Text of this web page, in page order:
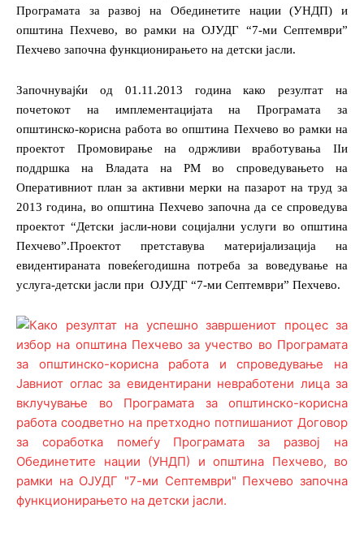
Програмата за развој на Обединетите нации (УНДП) и
општина Пехчево, во рамки на ОЈУДГ “7-ми Септември”
Пехчево започна функционирањето на детски јасли.
Започнувајќи од 01.11.2013 година како резултат на
почетокот на имплементацијата на Програмата за
општинско-корисна работа во општина Пехчево во рамки на
проектот Промовирање на одржливи вработувања IIи
поддршка на Владата на РМ во спроведувањето на
Оперативниот план за активни мерки на пазарот на труд за
2013 година, во општина Пехчево започна да се спроведува
проектот “Детски јасли-нови социјални услуги во општина
Пехчево”.Проектот претставува материјализација на
евидентираната повеќегодишна потреба за воведување на
услуга-детски јасли при ОЈУДГ “7-ми Септември” Пехчево.